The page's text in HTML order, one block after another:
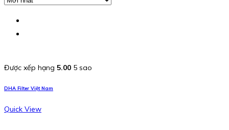
Được xếp hạng 5.00 5 sao
DHA Filter Việt Nam
Quick View